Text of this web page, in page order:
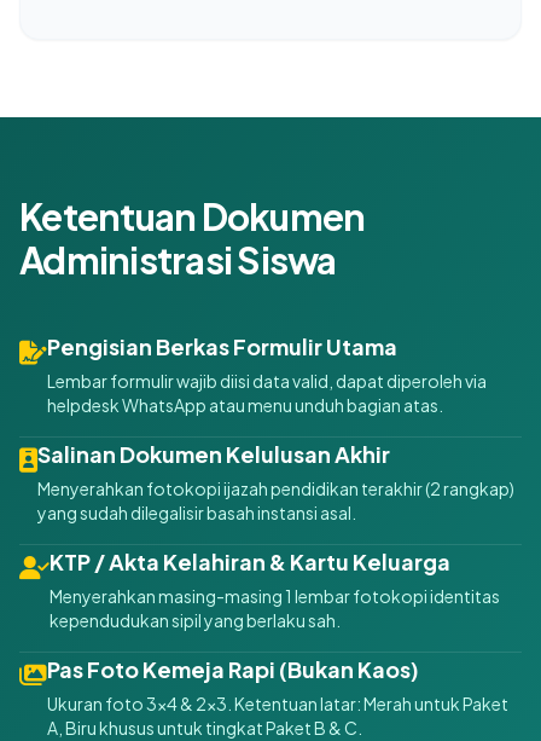
Ketentuan Dokumen
Administrasi Siswa
Pengisian Berkas Formulir Utama
Lembar formulir wajib diisi data valid, dapat diperoleh via
helpdesk WhatsApp atau menu unduh bagian atas.
Salinan Dokumen Kelulusan Akhir
Menyerahkan fotokopi ijazah pendidikan terakhir (2 rangkap)
yang sudah dilegalisir basah instansi asal.
KTP / Akta Kelahiran & Kartu Keluarga
Menyerahkan masing-masing 1 lembar fotokopi identitas
kependudukan sipil yang berlaku sah.
Pas Foto Kemeja Rapi (Bukan Kaos)
Ukuran foto 3x4 & 2x3. Ketentuan latar: Merah untuk Paket
A, Biru khusus untuk tingkat Paket B & C.